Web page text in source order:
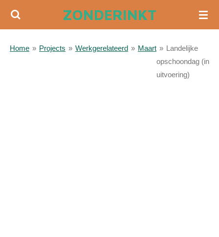
Ga
de
ZONDERINKT
Home » Projects » Werkgerelateerd » Maart » Landelijke
opschoondag (in
uitvoering)